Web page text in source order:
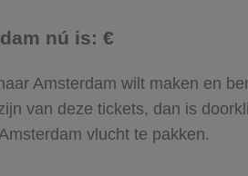
nú is: €
Amsterdam wilt maken en
van deze tickets, dan is
vlucht te pakken.